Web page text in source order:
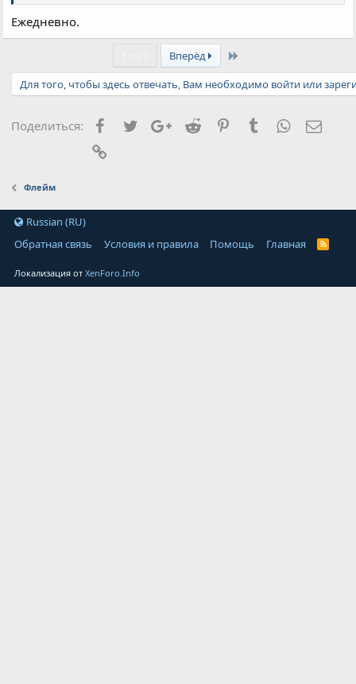
Ежедневно.
Вперёд Last
Для того, чтобы здесь отвечать, Вам необходимо войти или
Поделиться: Facebook
TwitterGoogle+
Reddit PinterestTumblrWhatsApp
Флейм
Russian (RU)
Обратная связь
Условия и правила Помощь Главная
Локализация отXenForo.Info